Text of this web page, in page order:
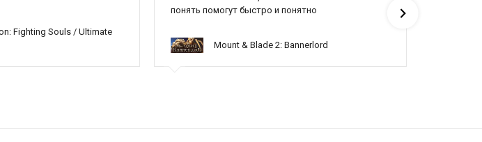
Fighting Souls / Ultimate
понять помогут быстро и понятно
Mount & Blade 2: Bannerlord